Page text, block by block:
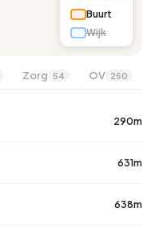
Buurt
Wijk
Zorg 54 OV 250
290m
631m
638m